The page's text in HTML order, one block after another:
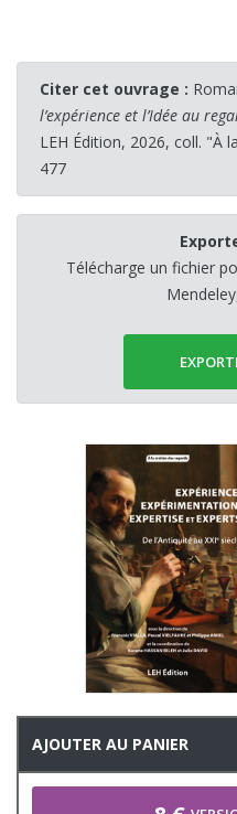
Citer cet ouvrage :
l’expérience et l’Idée au
LEH Édition, 2026, coll. "À
477
Télécharge un fichier
AJOUTER AU PANIER